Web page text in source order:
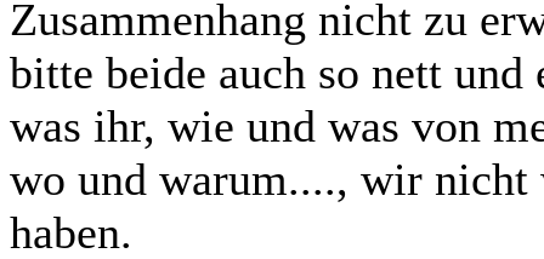
Zusammenhang nicht zu
bitte beide auch so nett
was ihr, wie und was von
wo und warum...., wir nicht
haben.